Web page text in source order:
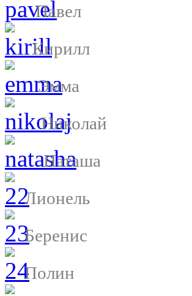
Павел
Кирилл
Эмма
Николай
Наташа
Лионель
Беренис
Полин